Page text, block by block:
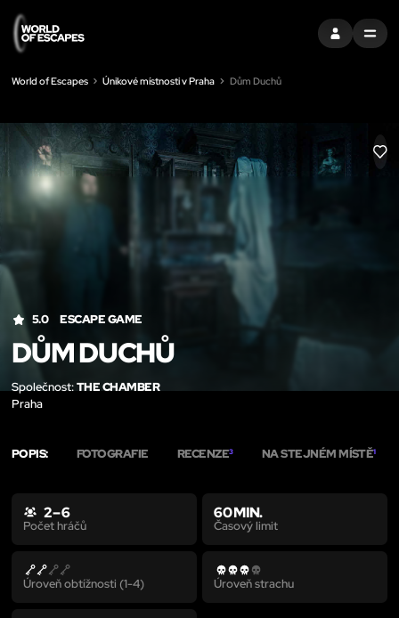
PŘIHLÁSIT SE
MENU
World of Escapes Únikové místnosti v Praha Dům Duchů
LIKE
5.0 ESCAPE GAME
DŮM DUCHŮ
Společnost:THE CHAMBER
Praha
POPIS: FOTOGRAFIE RECENZE3 NA STEJNÉM MÍSTĚ1
2 – 6
Počet hráčů
60 MIN.
Časový limit
Úroveň obtížnosti (1-4) Úroveň strachu